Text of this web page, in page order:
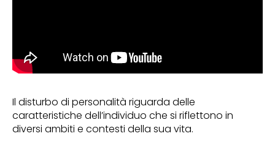
Il disturbo di personalità riguarda delle
caratteristiche dell’individuo che si riflettono in
diversi ambiti e contesti della sua vita.